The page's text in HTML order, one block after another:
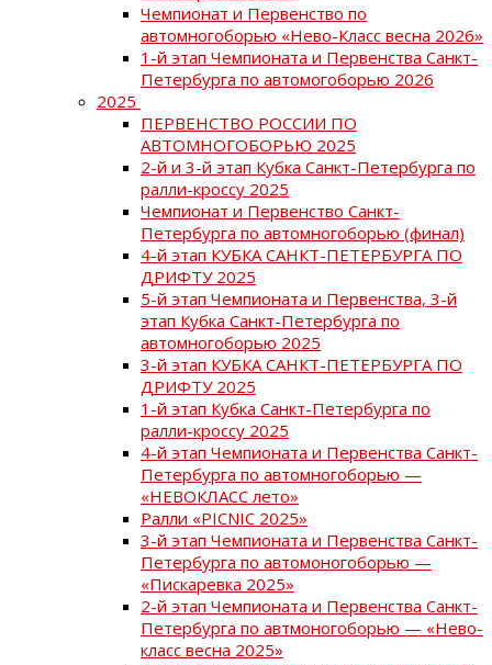
Чемпионат и Первенство по
автомногоборью «Нево-Класс весна 2026»
1-й этап Чемпионата и Первенства Санкт-
Петербурга по автомогоборью 2026
2025
ПЕРВЕНСТВО РОССИИ ПО
АВТОМНОГОБОРЬЮ 2025
2-й и 3-й этап Кубка Санкт-Петербурга по
ралли-кроссу 2025
Чемпионат и Первенство Санкт-
Петербурга по автомногоборью (финал)
4-й этап КУБКА САНКТ-ПЕТЕРБУРГА ПО
ДРИФТУ 2025
5-й этап Чемпионата и Первенства, 3-й
этап Кубка Санкт-Петербурга по
автомногоборью 2025
3-й этап КУБКА САНКТ-ПЕТЕРБУРГА ПО
ДРИФТУ 2025
1-й этап Кубка Санкт-Петербурга по
ралли-кроссу 2025
4-й этап Чемпионата и Первенства Санкт-
Петербурга по автомногоборью —
«НЕВОКЛАСС лето»
Ралли «PICNIC 2025»
3-й этап Чемпионата и Первенства Санкт-
Петербурга по автомоногоборью —
«Пискаревка 2025»
2-й этап Чемпионата и Первенства Санкт-
Петербурга по автмоногоборью — «Нево-
класс весна 2025»